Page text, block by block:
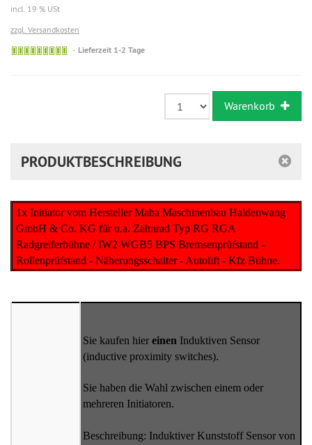
incl. 19 % USt
zzgl. Versandkosten
Sofort
Lieferzeit 1-2 Tage
Warenkorb
PRODUKTBESCHREIBUNG
1x Initiator vom Hersteller Maha Maschinenbau Haldenwang
GmbH & Co. KG für u.a. Zahnrad Typ RG RGA
Radgreiferbühne / IW2 WGB5 BPS Bremsenprüfstand -
Rollenprüfstand - Näherungsschalter - Autolift - Kfz Bühne.
Sie kaufen hier einen Induktiven Sensor
(inductive proximity switches).
Sie haben die Wahl zwischen einem oder
mehreren Initiatoren.
Beschreibung: Induktiver Kunststoff Sensor von